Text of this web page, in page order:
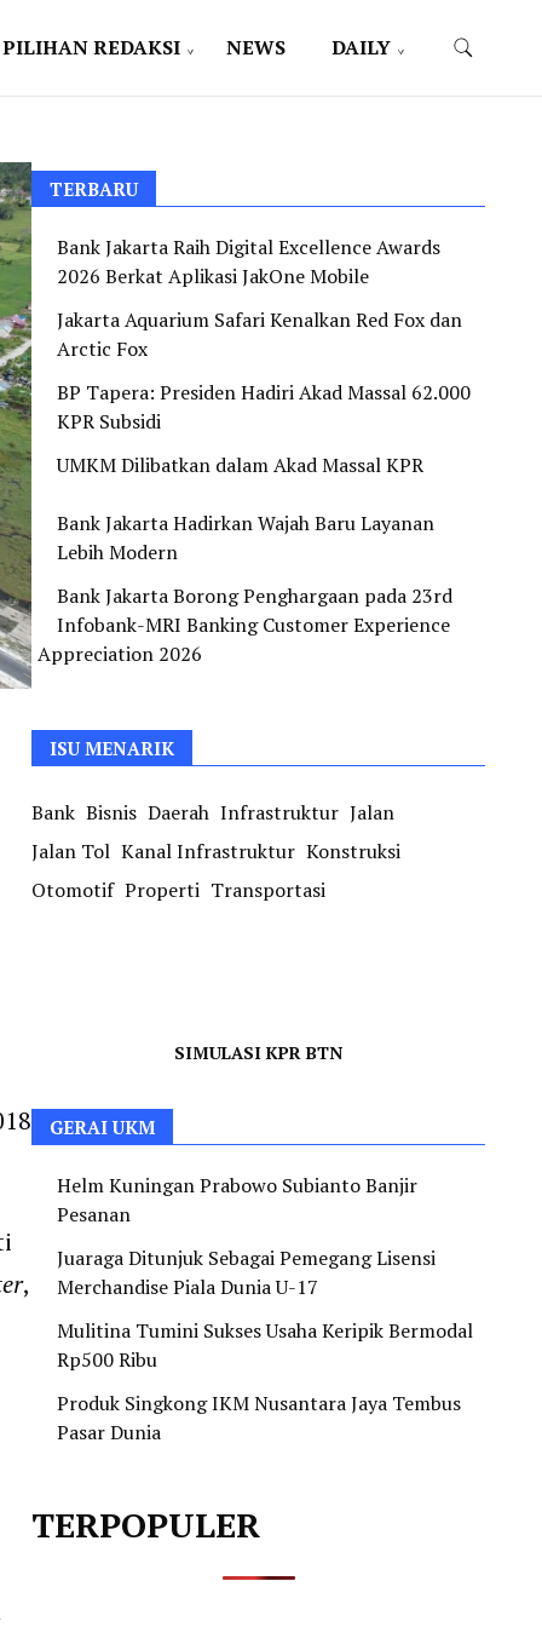
PILIHAN REDAKSI NEWS DAILY
,
TERBARU
Bank Jakarta Raih Digital Excellence Awards
2026 Berkat Aplikasi JakOne Mobile
Jakarta Aquarium Safari Kenalkan Red Fox dan
Arctic Fox
BP Tapera: Presiden Hadiri Akad Massal 62.000
KPR Subsidi
UMKM Dilibatkan dalam Akad Massal KPR
Bank Jakarta Hadirkan Wajah Baru Layanan
Lebih Modern
Bank Jakarta Borong Penghargaan pada 23rd
Infobank-MRI Banking Customer Experience
Appreciation 2026
ISU MENARIK
Bank Bisnis Daerah Infrastruktur Jalan
Jalan Tol Kanal Infrastruktur Konstruksi
Otomotif Properti Transportasi
SIMULASI KPR BTN
GERAI UKM
Helm Kuningan Prabowo Subianto Banjir
Pesanan
Juaraga Ditunjuk Sebagai Pemegang Lisensi
Merchandise Piala Dunia U-17
Mulitina Tumini Sukses Usaha Keripik Bermodal
Rp500 Ribu
Produk Singkong IKM Nusantara Jaya Tembus
Pasar Dunia
TERPOPULER